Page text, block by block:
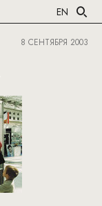
EN
8 СЕНТЯБРЯ 2003